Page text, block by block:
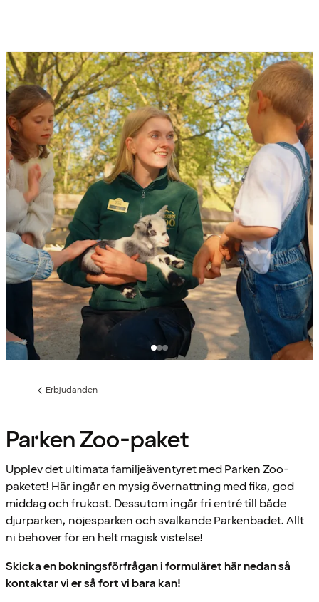
Föregående
Erbjudanden
Parken Zoo-paket
Upplev det ultimata familjeäventyret med Parken Zoo-
paketet! Här ingår en mysig övernattning med fika, god
middag och frukost. Dessutom ingår fri entré till både
djurparken, nöjesparken och svalkande Parkenbadet. Allt
ni behöver för en helt magisk vistelse!
Skicka en bokningsförfrågan i formuläret här nedan så
kontaktar vi er så fort vi bara kan!